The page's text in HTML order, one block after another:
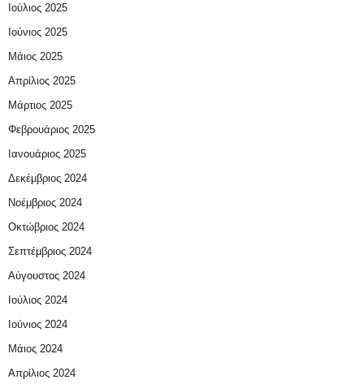
Ιούλιος 2025
Ιούνιος 2025
Μάιος 2025
Απρίλιος 2025
Μάρτιος 2025
Φεβρουάριος 2025
Ιανουάριος 2025
Δεκέμβριος 2024
Νοέμβριος 2024
Οκτώβριος 2024
Σεπτέμβριος 2024
Αύγουστος 2024
Ιούλιος 2024
Ιούνιος 2024
Μάιος 2024
Απρίλιος 2024